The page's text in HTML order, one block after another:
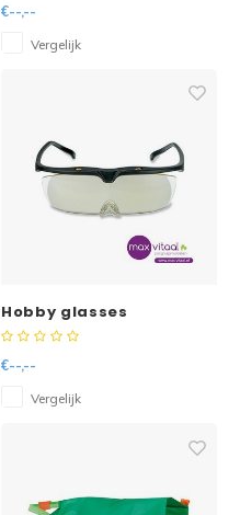
€--,--
Vergelijk
Hobby glasses
€--,--
Vergelijk